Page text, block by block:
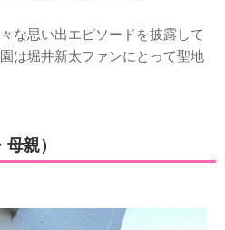
な思い出エピソードを披露して
は堀井新太ファンにとって聖地
親）